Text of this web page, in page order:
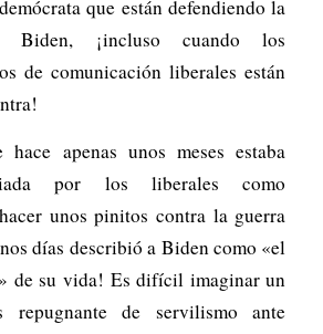
que están defendiendo la
Biden, ¡incluso cuando los
de comunicación liberales están
apenas unos meses estaba
por los liberales como
unos pinitos contra la guerra
días describió a Biden como «el
de su vida! Es difícil imaginar un
repugnante de servilismo ante